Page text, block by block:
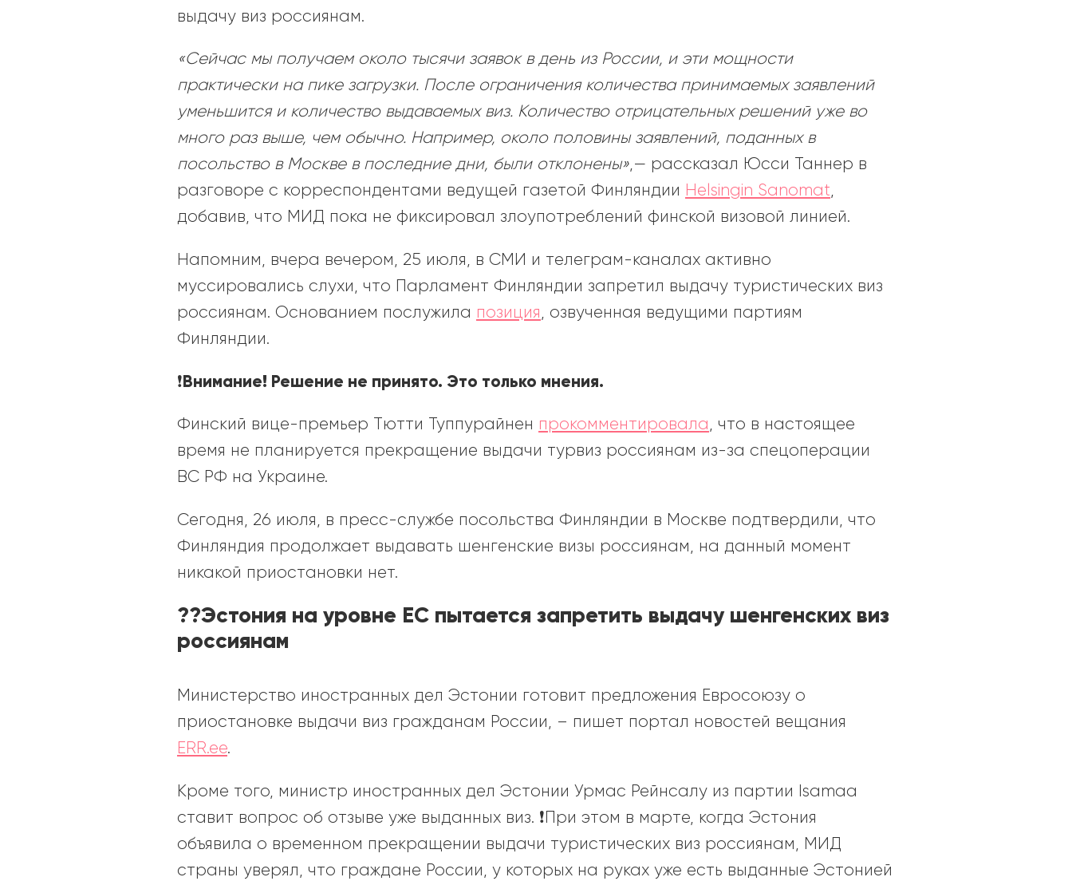
выдачу виз россиянам.
«Сейчас мы получаем около тысячи заявок в день из России, и эти мощности
практически на пике загрузки. После ограничения количества принимаемых заявлений
уменьшится и количество выдаваемых виз. Количество отрицательных решений уже во
много раз выше, чем обычно. Например, около половины заявлений, поданных в
посольство в Москве в последние дни, были отклонены»,— рассказал Юсси Таннер в
разговоре с корреспондентами ведущей газетой Финляндии Helsingin Sanomat,
добавив, что МИД пока не фиксировал злоупотреблений финской визовой линией.
Напомним, вчера вечером, 25 июля, в СМИ и телеграм-каналах активно
муссировались слухи, что Парламент Финляндии запретил выдачу туристических виз
россиянам. Основанием послужила позиция, озвученная ведущими партиям
Финляндии.
❗️Внимание! Решение не принято. Это только мнения.
Финский вице-премьер Тютти Туппурайнен прокомментировала, что в настоящее
время не планируется прекращение выдачи турвиз россиянам из-за спецоперации
ВС РФ на Украине.
Сегодня, 26 июля, в пресс-службе посольства Финляндии в Москве подтвердили, что
Финляндия продолжает выдавать шенгенские визы россиянам, на данный момент
никакой приостановки нет.
??Эстония на уровне ЕС пытается запретить выдачу шенгенских виз
россиянам
Министерство иностранных дел Эстонии готовит предложения Евросоюзу о
приостановке выдачи виз гражданам России, – пишет портал новостей вещания
ERR.ee.
Кроме того, министр иностранных дел Эстонии Урмас Рейнсалу из партии Isamaa
ставит вопрос об отзыве уже выданных виз. ❗️При этом в марте, когда Эстония
объявила о временном прекращении выдачи туристических виз россиянам, МИД
страны уверял, что граждане России, у которых на руках уже есть выданные Эстонией